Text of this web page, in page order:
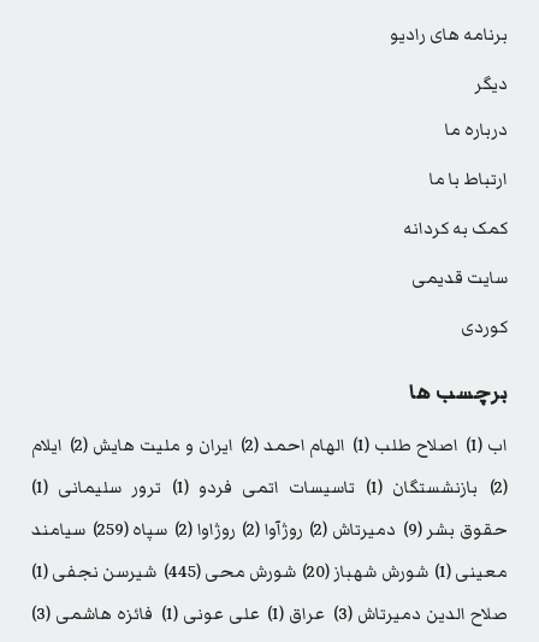
برنامه های رادیو
دیگر
درباره ما
ارتباط با ما
کمک به کردانه
سایت قدیمی
کوردی
برچسب ها
اب (1) اصلاح طلب (1) الهام احمد(2) ایران و ملیت هایش (2)
ایلام
(2)
بازنشستگان (1) تاسیسات اتمی فردو (1) ترور سلیمانی (1)
حقوق بشر (9) دمیرتاش (2) روژآوا(2) روژاوا(2) سپاه(259)
سیامند
معینی(1) شورش شهباز(20) شورش محی(445) شیرسن نجفی(1)
صلاح الدین دمیرتاش (3) عراق (1) علی عونی (1) فائزه هاشمی (3)